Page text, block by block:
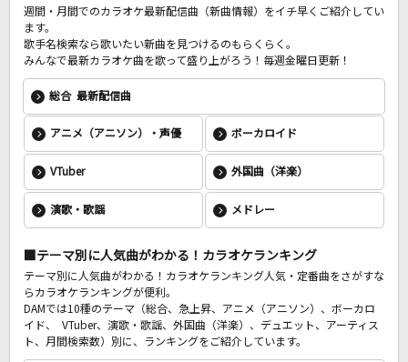
DAMに会員登録・ログインして
自宅でカラオケ歌い放題！
家族や友達と一緒に！練習にも！
週間・月間でのカラオケ最新配信曲（新曲情報）をイチ早くご紹介してい
ます。
歌手名検索なら歌いたい新曲を見つけるのもらくらく。
みんなで最新カラオケ曲を歌って盛り上がろう！毎週金曜日更新！
総合 最新配信曲
アニメ（アニソン）・声優 ボーカロイド
VTuber 外国曲（洋楽）
演歌・歌謡 メドレー
テーマ別に人気曲がわかる！カラオケランキング
テーマ別に人気曲がわかる！カラオケランキング人気・定番曲をさがすな
らカラオケランキングが便利。
DAMでは10種のテーマ（総合、急上昇、アニメ（アニソン）、ボーカロ
イド、 VTuber、演歌・歌謡、外国曲（洋楽）、デュエット、アーティス
ト、月間検索数）別に、ランキングをご紹介しています。